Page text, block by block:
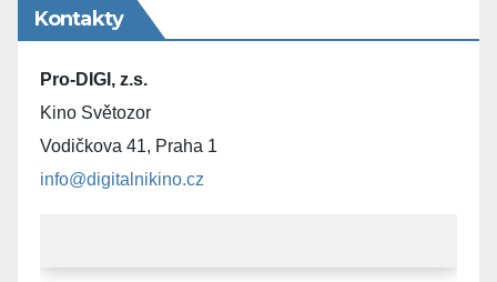
Kontakty
Pro-DIGI, z.s.
Kino Světozor
Vodičkova 41, Praha 1
info@digitalnikino.cz